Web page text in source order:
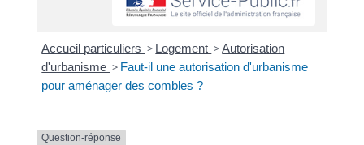
Accueil particuliers > Logement >Autorisation
d'urbanisme > Faut-il une autorisation d'urbanisme
pour aménager des combles ?
Question-réponse